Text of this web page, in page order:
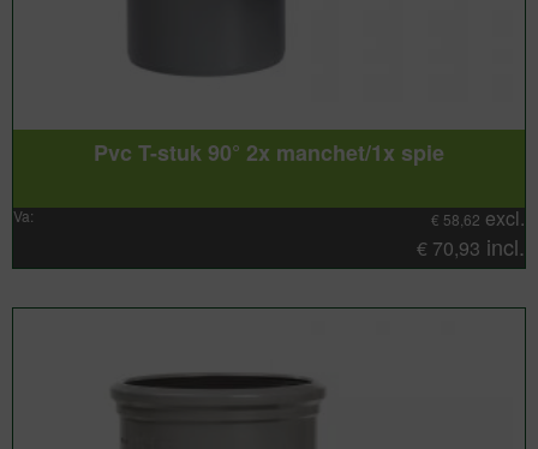
Pvc T-stuk 90° 2x manchet/1x spie
Va: € 58,62excl.
€ 70,93 incl.